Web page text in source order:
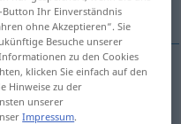
Button Ihr Einverständnis
ohne Akzeptieren“. Sie
Besuche unserer
zu den Cookies
klicken Sie einfach auf den
Hinweise zu der
unserer
Impressum.